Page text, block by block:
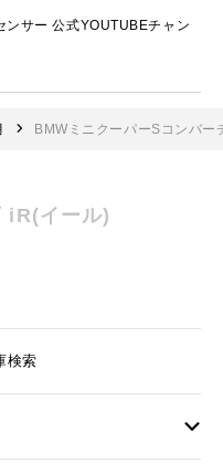
ンサー 公式YOUTUBEチャン
BMWミニクーパーSコンバー
iR(イール)
検索